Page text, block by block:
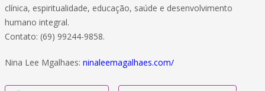
clínica, espiritualidade, educação, saúde e desenvolvimento
humano integral.
Contato: (69) 99244-9858.
Nina Lee Mgalhaes: ninaleemagalhaes.com/